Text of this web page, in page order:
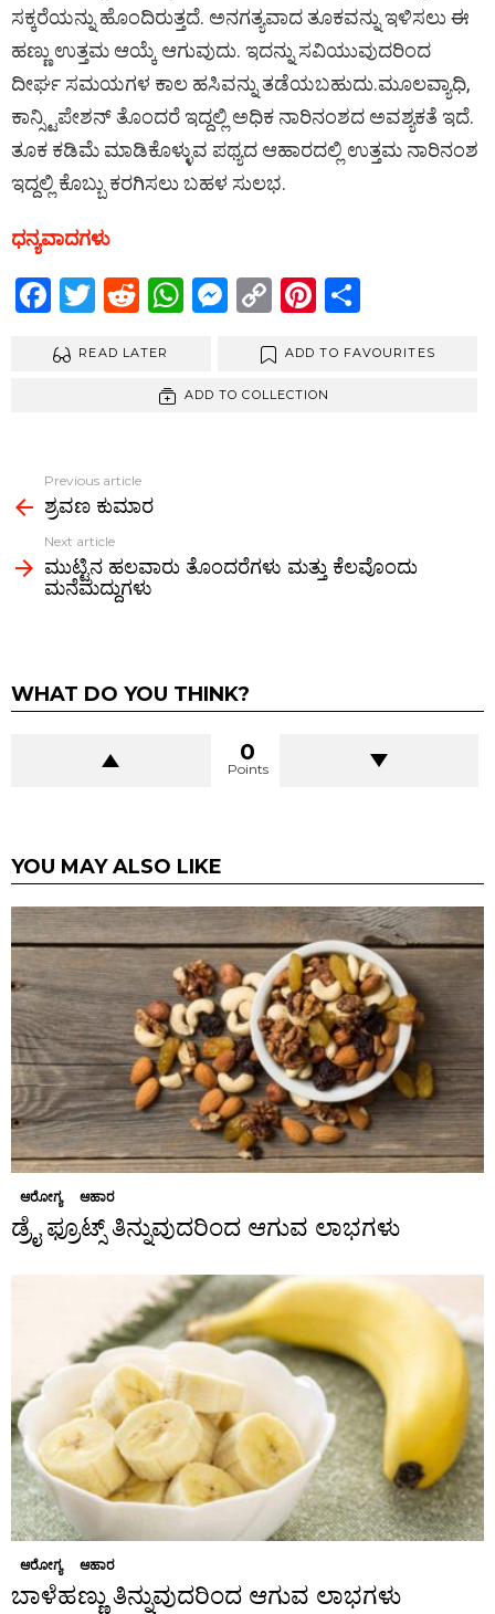
ಸಕ್ಕರೆಯನ್ನು ಹೊಂದಿರುತ್ತದೆ. ಅನಗತ್ಯವಾದ ತೂಕವನ್ನು ಇಳಿಸಲು ಈ
ಹಣ್ಣು ಉತ್ತಮ ಆಯ್ಕೆ ಆಗುವುದು. ಇದನ್ನು ಸವಿಯುವುದರಿಂದ
ದೀರ್ಘ ಸಮಯಗಳ ಕಾಲ ಹಸಿವನ್ನು ತಡೆಯಬಹುದು.ಮೂಲವ್ಯಾಧಿ,
ಕಾನ್ಸ್ಟಿಪೇಶನ್ ತೊಂದರೆ ಇದ್ದಲ್ಲಿ ಅಧಿಕ ನಾರಿನಂಶದ ಅವಶ್ಯಕತೆ ಇದೆ.
ತೂಕ ಕಡಿಮೆ ಮಾಡಿಕೊಳ್ಳುವ ಪಥ್ಯದ ಆಹಾರದಲ್ಲಿ ಉತ್ತಮ ನಾರಿನಂಶ
ಇದ್ದಲ್ಲಿ ಕೊಬ್ಬು ಕರಗಿಸಲು ಬಹಳ ಸುಲಭ.
ಧನ್ಯವಾದಗಳು
F
ce
o
k
T
tt
R
d
di
W
s
M
se
n
C
py
Li
Pi
er
es
ar
READ LATER ADD TO FAVOURITES
ADD TO COLLECTION
more
Previous article
ಶ್ರವಣ ಕುಮಾರ
Next article
ಮುಟ್ಟಿನ ಹಲವಾರು ತೊಂದರೆಗಳು ಮತ್ತು ಕೆಲವೊಂದು
ಮನೆಮದ್ದುಗಳು
WHAT DO YOU THINK?
0
Points
YOU MAY ALSO LIKE
ಆರೋಗ್ಯ ಆಹಾರ
ಡ್ರೈ ಫ್ರೂಟ್ಸ್ ತಿನ್ನುವುದರಿಂದ ಆಗುವ ಲಾಭಗಳು
ಆರೋಗ್ಯ ಆಹಾರ
ಬಾಳೆಹಣ್ಣು ತಿನ್ನುವುದರಿಂದ ಆಗುವ ಲಾಭಗಳು